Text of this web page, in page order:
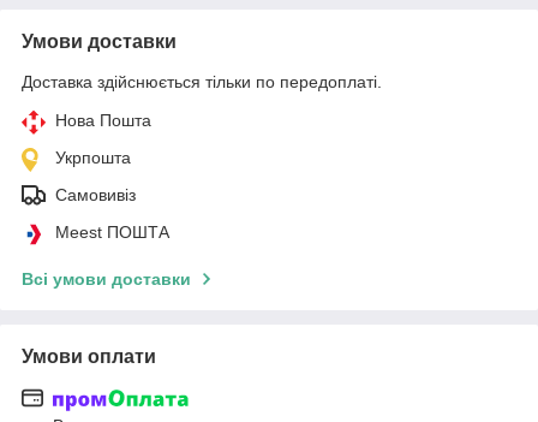
Умови доставки
Доставка здійснюється тільки по передоплаті.
Нова Пошта
Укрпошта
Самовивіз
Meest ПОШТА
Всі умови доставки
Умови оплати